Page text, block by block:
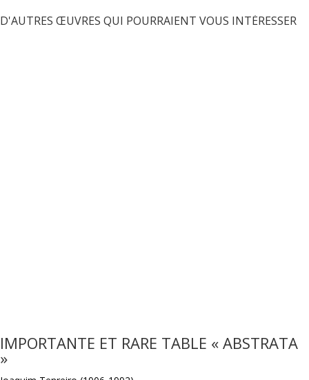
D'AUTRES ŒUVRES QUI POURRAIENT VOUS INTÉRESSER
IMPORTANTE ET RARE TABLE « ABSTRATA
»